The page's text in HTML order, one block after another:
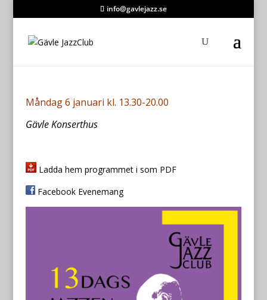
info@gavlejazz.se
Måndag 6 januari kl. 13.30-20.00
Gävle Konserthus
Ladda hem programmet i som PDF
Facebook Evenemang